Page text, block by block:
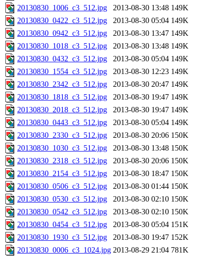
20130830_1006_c3_512.jpg
2013-08-30 13:48 149K
20130830_0422_c3_512.jpg
2013-08-30 05:04 149K
20130830_0942_c3_512.jpg
2013-08-30 13:47 149K
20130830_1018_c3_512.jpg
2013-08-30 13:48 149K
20130830_0432_c3_512.jpg
2013-08-30 05:04 149K
20130830_1554_c3_512.jpg
2013-08-30 12:23 149K
20130830_2342_c3_512.jpg
2013-08-30 20:47 149K
20130830_1818_c3_512.jpg
2013-08-30 19:47 149K
20130830_2018_c3_512.jpg
2013-08-30 19:47 149K
20130830_0443_c3_512.jpg
2013-08-30 05:04 149K
20130830_2330_c3_512.jpg
2013-08-30 20:06 150K
20130830_1030_c3_512.jpg
2013-08-30 13:48 150K
20130830_2318_c3_512.jpg
2013-08-30 20:06 150K
20130830_2154_c3_512.jpg
2013-08-30 18:47 150K
20130830_0506_c3_512.jpg
2013-08-30 01:44 150K
20130830_0530_c3_512.jpg
2013-08-30 02:10 150K
20130830_0542_c3_512.jpg
2013-08-30 02:10 150K
20130830_0454_c3_512.jpg
2013-08-30 05:04 151K
20130830_1930_c3_512.jpg
2013-08-30 19:47 152K
20130830_0006_c3_1024.jpg 2013-08-29 21:04 781K